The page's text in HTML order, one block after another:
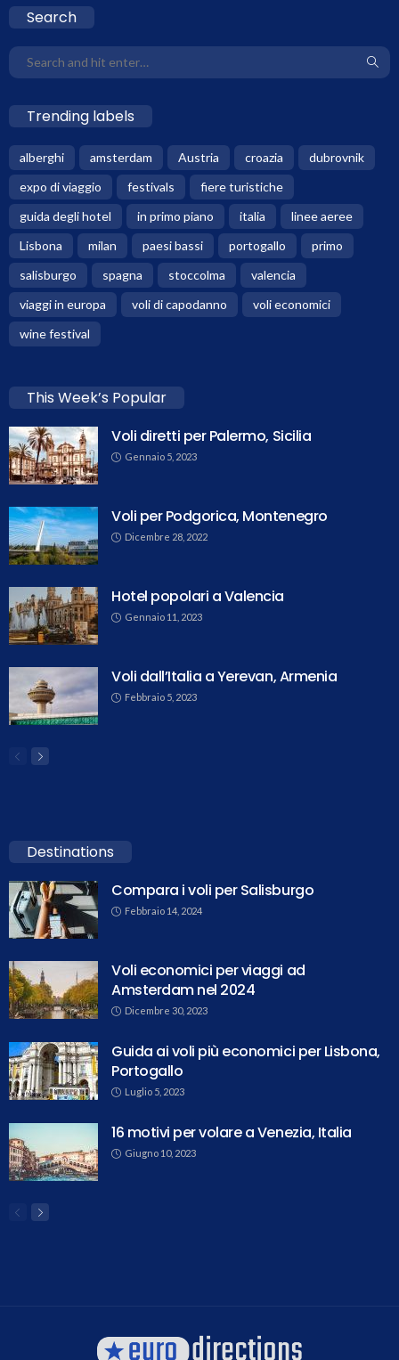
Search
Trending labels
alberghi amsterdam Austria croazia
dubrovnik
expo di viaggio
festivals
fiere turistiche
guida degli hotel
in primo piano italia
linee aeree
Lisbona
milan paesi bassi portogallo
primo
salisburgo
spagna stoccolma
valencia
viaggi in europa
voli di capodanno
voli economici
wine festival
This Week’s Popular
Voli diretti per Palermo, Sicilia
Gennaio 5, 2023
Voli per Podgorica, Montenegro
Dicembre 28, 2022
Hotel popolari a Valencia
Gennaio 11, 2023
Voli dall’Italia a Yerevan, Armenia
Febbraio 5, 2023
Destinations
Compara i voli per Salisburgo
Febbraio 14, 2024
Voli economici per viaggi ad
Amsterdam nel 2024
Dicembre 30, 2023
Guida ai voli più economici per Lisbona,
Portogallo
Luglio 5, 2023
16 motivi per volare a Venezia, Italia
Giugno 10, 2023